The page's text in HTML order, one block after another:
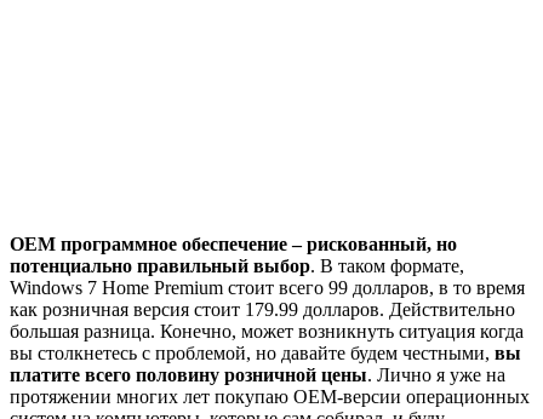
OEM программное обеспечение – рискованный, но
потенциально правильный выбор. В таком формате,
Windows 7 Home Premium стоит всего 99 долларов, в то время
как розничная версия стоит 179.99 долларов. Действительно
большая разница. Конечно, может возникнуть ситуация когда
вы столкнетесь с проблемой, но давайте будем честными, вы
платите всего половину розничной цены. Лично я уже на
протяжении многих лет покупаю OEM-версии операционных